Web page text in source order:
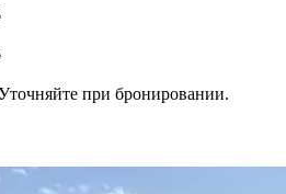
при бронировании.